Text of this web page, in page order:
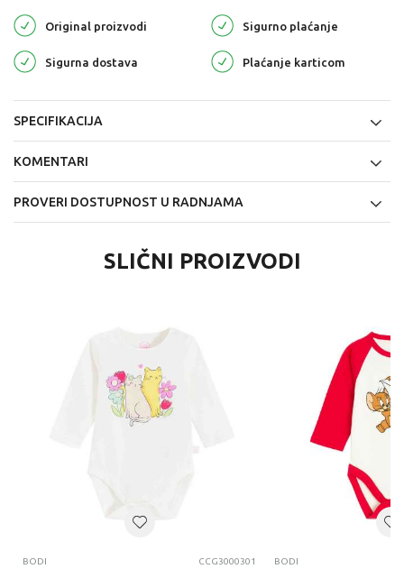
Original proizvodi Sigurno plaćanje
Sigurna dostava Plaćanje karticom
SPECIFIKACIJA
KOMENTARI
PROVERI DOSTUPNOST U RADNJAMA
SLIČNI PROIZVODI
BODI CCG3000301 BODI